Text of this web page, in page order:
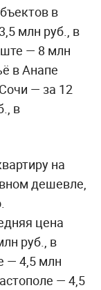
в
млн руб., в
— 8 млн
в Анапе
— за 12
в
на
дешевле,
цена
руб., в
— 4,5 млн
— 4,5